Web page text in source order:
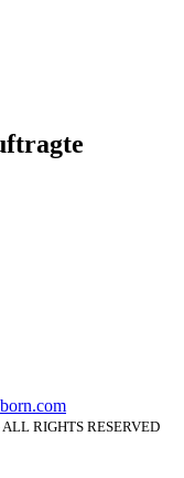
RIGHTS RESERVED